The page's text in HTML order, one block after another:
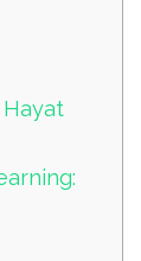
Hayat